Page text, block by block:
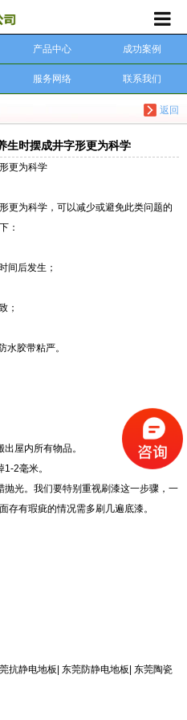
产品中心 成功案例
服务网络 联系我们
返回
生时摆成井字形更为科学
更为科学
更为科学，可以减少或避免此类问题的
：
间后发生；
；
水胶带粘严。
屋内所有物品。
2毫米。
光。我们要特别重视刷漆这一步骤，一
存有瑕疵的情况需多刷几遍底漆。
抗静电地板| 东莞防静电地板| 东莞陶瓷